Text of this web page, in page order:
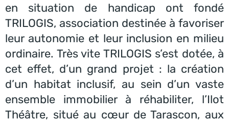
en situation de handicap ont fondé
TRILOGIS, association destinée à favoriser
leur autonomie et leur inclusion en milieu
ordinaire. Très vite TRILOGIS s’est dotée, à
cet effet, d’un grand projet : la création
d’un habitat inclusif, au sein d’un vaste
ensemble immobilier à réhabiliter, l’Ilot
Théâtre, situé au cœur de Tarascon, aux